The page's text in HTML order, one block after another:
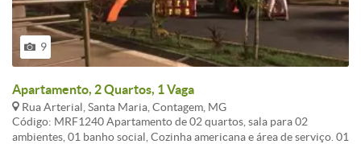
9
Apartamento, 2 Quartos, 1 Vaga
Rua Arterial, Santa Maria, Contagem, MG
Código: MRF1240 Apartamento de 02 quartos, sala para 02
ambientes, 01 banho social, Cozinha americana e área de serviço. 01